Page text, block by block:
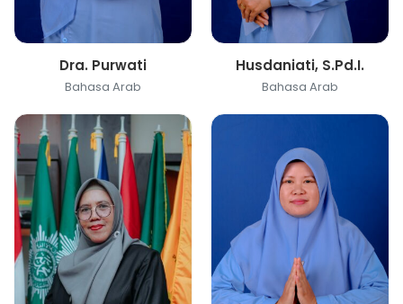
Dra. Purwati
Bahasa Arab
Husdaniati, S.Pd.I.
Bahasa Arab